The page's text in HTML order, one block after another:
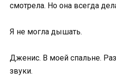
смотрела. Но она всегда
Я не могла дышать.
Дженис. В моей спальне.
звуки.